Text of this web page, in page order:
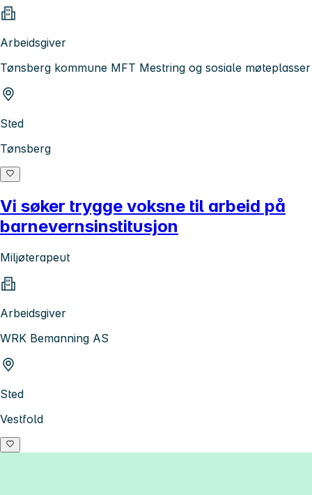
Arbeidsgiver
Tønsberg kommune MFT Mestring og sosiale møteplasser
Sted
Tønsberg
Vi søker trygge voksne til arbeid på
barnevernsinstitusjon
Miljøterapeut
Arbeidsgiver
WRK Bemanning AS
Sted
Vestfold